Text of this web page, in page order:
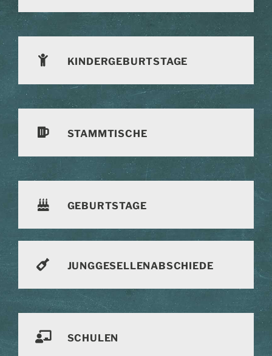
STAMMTISCHE
KINDERGEBURTSTAGE
JUNGGESELLENABSCHIEDE
GEBURTSTAGE
SCHULEN